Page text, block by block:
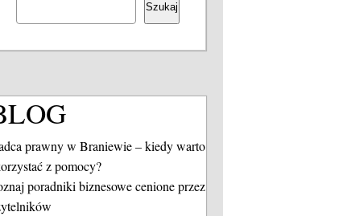
Szukaj
prawny w Braniewie – kiedy warto
z pomocy?
poradniki biznesowe cenione przez